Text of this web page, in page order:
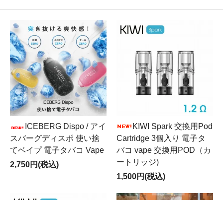
ICEBERG Dispo / アイ
スバーグディスポ 使い捨
てベイプ 電子タバコ Vape
2,750円(税込)
KIWI Spark 交換用Pod
Cartridge 3個入り 電子タ
バコ vape 交換用POD（カ
ートリッジ)
1,500円(税込)